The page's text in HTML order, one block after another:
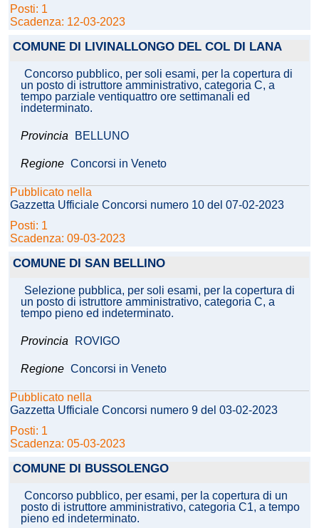
Posti: 1
Scadenza: 12-03-2023
COMUNE DI LIVINALLONGO DEL COL DI LANA
Concorso pubblico, per soli esami, per la copertura di
un posto di istruttore amministrativo, categoria C, a
tempo parziale ventiquattro ore settimanali ed
indeterminato.
Provincia BELLUNO
Regione Concorsi in Veneto
Pubblicato nella
Gazzetta Ufficiale Concorsi numero 10 del 07-02-2023
Posti: 1
Scadenza: 09-03-2023
COMUNE DI SAN BELLINO
Selezione pubblica, per soli esami, per la copertura di
un posto di istruttore amministrativo, categoria C, a
tempo pieno ed indeterminato.
Provincia ROVIGO
Regione Concorsi in Veneto
Pubblicato nella
Gazzetta Ufficiale Concorsi numero 9 del 03-02-2023
Posti: 1
Scadenza: 05-03-2023
COMUNE DI BUSSOLENGO
Concorso pubblico, per esami, per la copertura di un
posto di istruttore amministrativo, categoria C1, a tempo
pieno ed indeterminato.